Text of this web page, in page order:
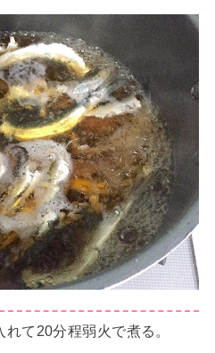
て20分程弱火で煮る。